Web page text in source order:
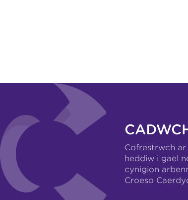
Cofrestrwch
heddiw i gael
cynigion
Croeso